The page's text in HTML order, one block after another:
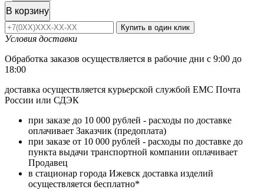
В корзину
Купить в один клик
Условия доставки
Обработка заказов осуществляется в рабочие дни с 9:00 до
18:00
доставка осуществляется курьерской службой ЕМС Почта
России или СДЭК
при заказе до 10 000 рублей - расходы по доставке
оплачивает Заказчик (предоплата)
при заказе от 10 000 рублей - расходы по доставке до
пункта выдачи транспортной компании оплачивает
Продавец
в стационар города Ижевск доставка изделий
осуществляется бесплатно*